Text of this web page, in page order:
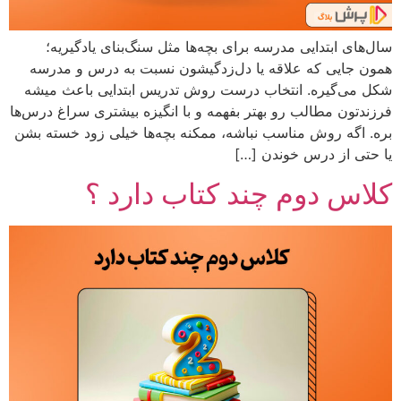
سال‌های ابتدایی مدرسه برای بچه‌ها مثل سنگ‌بنای یادگیریه؛
همون جایی که علاقه یا دل‌زدگیشون نسبت به درس و مدرسه
شکل می‌گیره. انتخاب درست روش تدریس ابتدایی باعث میشه
فرزندتون مطالب رو بهتر بفهمه و با انگیزه بیشتری سراغ درس‌ها
بره. اگه روش مناسب نباشه، ممکنه بچه‌ها خیلی زود خسته بشن
یا حتی از درس خوندن […]
کلاس دوم چند کتاب دارد ؟